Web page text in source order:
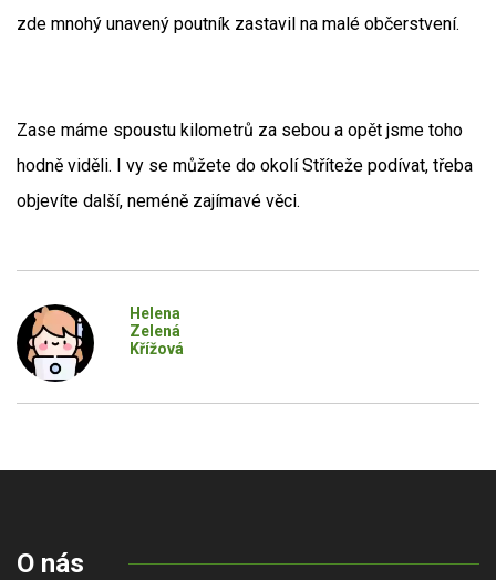
zde mnohý unavený poutník zastavil na malé občerstvení.
Zase máme spoustu kilometrů za sebou a opět jsme toho
hodně viděli. I vy se můžete do okolí Stříteže podívat, třeba
objevíte další, neméně zajímavé věci.
Helena
Zelená
Křížová
O nás